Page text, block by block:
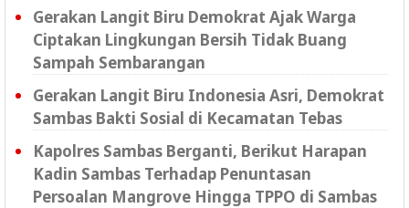
Gerakan Langit Biru Demokrat Ajak Warga
Ciptakan Lingkungan Bersih Tidak Buang
Sampah Sembarangan
Gerakan Langit Biru Indonesia Asri, Demokrat
Sambas Bakti Sosial di Kecamatan Tebas
Kapolres Sambas Berganti, Berikut Harapan
Kadin Sambas Terhadap Penuntasan
Persoalan Mangrove Hingga TPPO di Sambas